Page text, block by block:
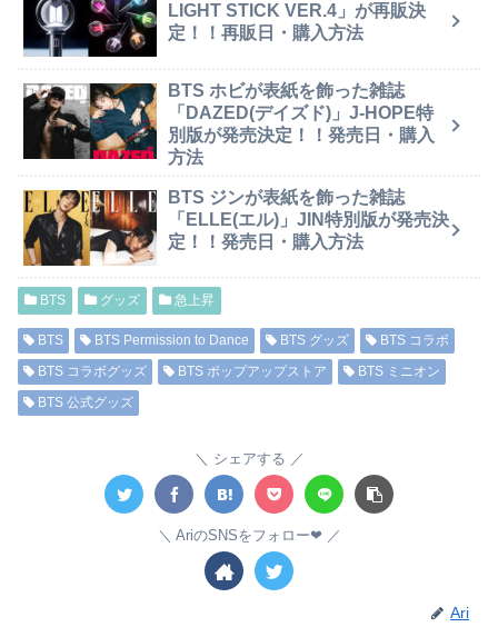
LIGHT STICK VER.4」が再販決
定！！再販日・購入方法
BTS ホビが表紙を飾った雑誌
「DAZED(デイズド)」J-HOPE特
別版が発売決定！！発売日・購入
方法
BTS ジンが表紙を飾った雑誌
「ELLE(エル)」JIN特別版が発売決
定！！発売日・購入方法
BTS グッズ 急上昇
BTS BTS Permission to Dance BTS グッズ
BTS コラボ
BTS コラボグッズ
BTS ポップアップストア
BTS ミニオン
BTS 公式グッズ
シェアする
AriのSNSをフォロー❤︎
Ari